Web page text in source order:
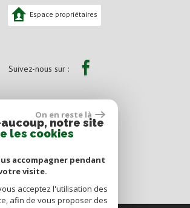
Espace propriétaires
Suivez-nous sur :
On en reste là
notre site
les cookies
accompagner pendant
visite.
acceptez l'utilisation des
afin de vous proposer des